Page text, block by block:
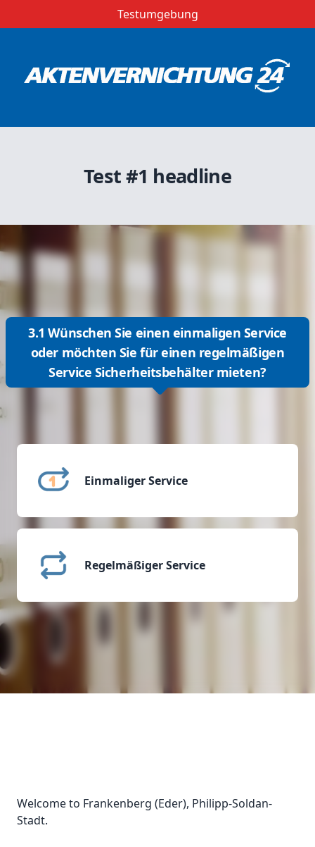
Testumgebung
Test #1 headline
3.1 Wünschen Sie einen einmaligen Service
oder möchten Sie für einen regelmäßigen
Service Sicherheitsbehälter mieten?
Einmaliger Service
Regelmäßiger Service
Welcome to Frankenberg (Eder), Philipp-Soldan-
Stadt.